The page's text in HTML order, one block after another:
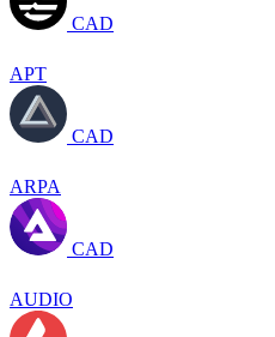
CAD
APT
CAD
ARPA
CAD
AUDIO